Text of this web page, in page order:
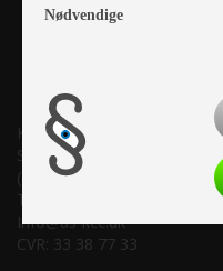
Kronjyllands Camping Center
Suderholmen 10, 8960
(Lige ud til Grenåvej)
Tlf. +45 87 10 98 70
Info@as-kcc.dk
CVR: 33 38 77 33
Nødvendige